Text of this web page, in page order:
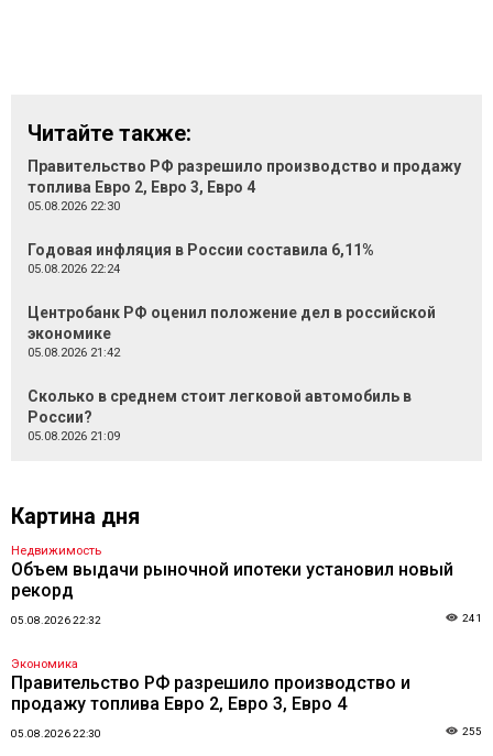
Читайте также:
Правительство РФ разрешило производство и продажу
топлива Евро 2, Евро 3, Евро 4
05.08.2026 22:30
Годовая инфляция в России составила 6,11%
05.08.2026 22:24
Центробанк РФ оценил положение дел в российской
экономике
05.08.2026 21:42
Сколько в среднем стоит легковой автомобиль в
России?
05.08.2026 21:09
Картина дня
Недвижимость
Объем выдачи рыночной ипотеки установил новый
рекорд
05.08.2026 22:32 241
Экономика
Правительство РФ разрешило производство и
продажу топлива Евро 2, Евро 3, Евро 4
05.08.2026 22:30 255